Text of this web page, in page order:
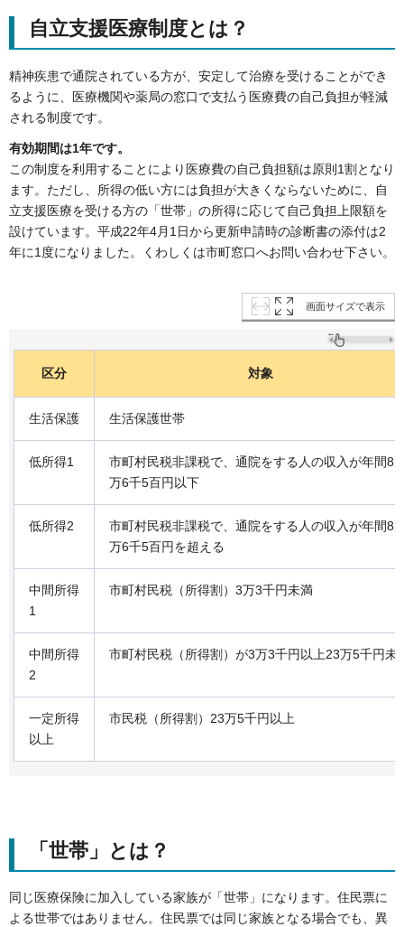
自立支援医療制度とは？
精神疾患で通院されている方が、安定して治療を受けることができ
るように、医療機関や薬局の窓口で支払う医療費の自己負担が軽減
される制度です。
有効期間は1年です。
この制度を利用することにより医療費の自己負担額は原則1割となり
ます。ただし、所得の低い方には負担が大きくならないために、自
立支援医療を受ける方の「世帯」の所得に応じて自己負担上限額を
設けています。平成22年4月1日から更新申請時の診断書の添付は2
年に1度になりました。くわしくは市町窓口へお問い合わせ下さい。
画面サイズで表示
区分 対象
生活保護 生活保護世帯
低所得1
市町村民税非課税で、通院をする人の収入が年間82
万6千5百円以下
低所得2
市町村民税非課税で、通院をする人の収入が年間82
万6千5百円を超える
中間所得
1
市町村民税（所得割）3万3千円未満
中間所得
2
市町村民税（所得割）が3万3千円以上23万5千円未
一定所得
以上
市民税（所得割）23万5千円以上
「世帯」とは？
同じ医療保険に加入している家族が「世帯」になります。住民票に
よる世帯ではありません。住民票では同じ家族となる場合でも、異